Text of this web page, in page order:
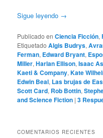
Sigue leyendo →
Publicado en Ciencia Ficción,
Etiquetado Algis Budrys,
Ferman, Edward Bryant,
Miller,Harlan Ellison,Isaac
Kaeti & Company,Kate
Edwin Beal, Las brujas de
Scott Card, Rob Bottin,
and Science Fiction |3
COMENTARIOS RECIENTES